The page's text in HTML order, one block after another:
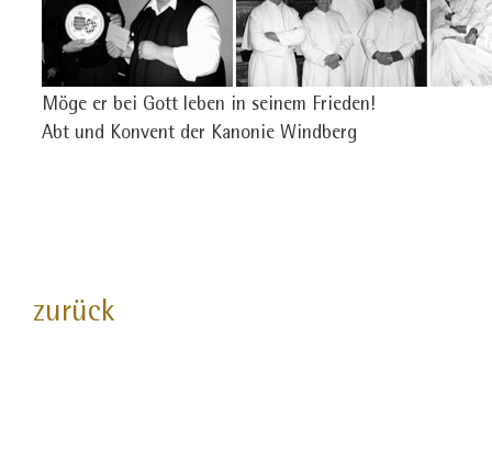
Möge er bei Gott leben in seinem Frieden!
Abt und Konvent der Kanonie Windberg
zurück